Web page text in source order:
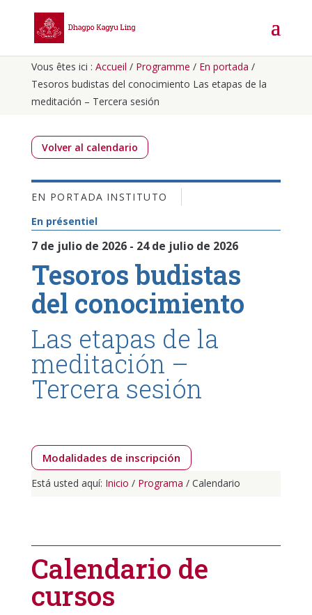
Vous êtes ici : Accueil / Programme / En portada /
Tesoros budistas del conocimiento Las etapas de la
meditación – Tercera sesión
Volver al calendario
EN PORTADA INSTITUTO
En présentiel
7 de julio de 2026 - 24 de julio de 2026
Tesoros budistas
del conocimiento
Las etapas de la
meditación –
Tercera sesión
Modalidades de inscripción
Está usted aquí: Inicio / Programa / Calendario
Calendario de
cursos